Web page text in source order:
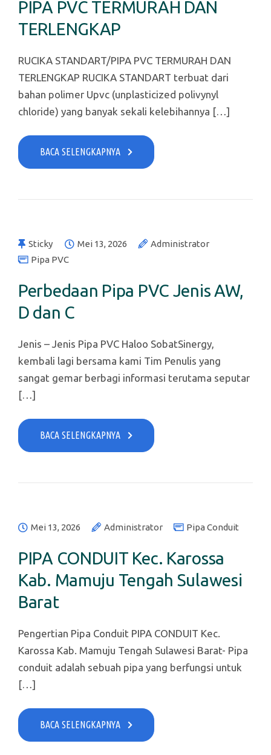
PIPA PVC TERMURAH DAN
TERLENGKAP
RUCIKA STANDART/PIPA PVC TERMURAH DAN
TERLENGKAP RUCIKA STANDART terbuat dari
bahan polimer Upvc (unplasticized polivynyl
chloride) yang banyak sekali kelebihannya […]
BACA SELENGKAPNYA
Sticky Mei 13, 2026
Administrator
Pipa PVC
Perbedaan Pipa PVC Jenis AW,
D dan C
Jenis – Jenis Pipa PVC Haloo SobatSinergy,
kembali lagi bersama kami Tim Penulis yang
sangat gemar berbagi informasi terutama seputar
[…]
BACA SELENGKAPNYA
Mei 13, 2026 Administrator Pipa Conduit
PIPA CONDUIT Kec. Karossa
Kab. Mamuju Tengah Sulawesi
Barat
Pengertian Pipa Conduit PIPA CONDUIT Kec.
Karossa Kab. Mamuju Tengah Sulawesi Barat- Pipa
conduit adalah sebuah pipa yang berfungsi untuk
[…]
BACA SELENGKAPNYA